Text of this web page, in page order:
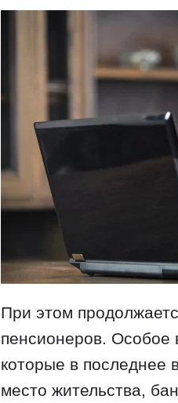
При этом
пенсионеров. Особое
которые в последнее
место жительства,